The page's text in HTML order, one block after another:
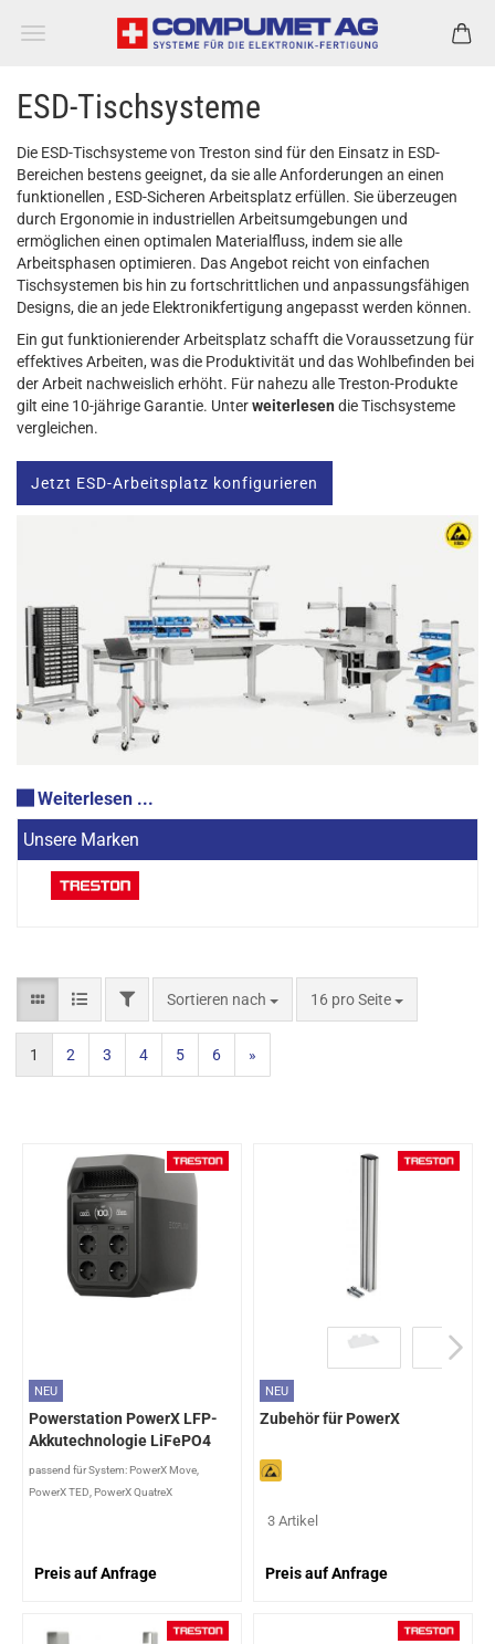
ESD-Tischsysteme
Die ESD-Tischsysteme von Treston sind für den Einsatz in ESD-
Bereichen bestens geeignet, da sie alle Anforderungen an einen
funktionellen , ESD-Sicheren Arbeitsplatz erfüllen. Sie überzeugen
durch Ergonomie in industriellen Arbeitsumgebungen und
ermöglichen einen optimalen Materialfluss, indem sie alle
Arbeitsphasen optimieren. Das Angebot reicht von einfachen
Tischsystemen bis hin zu fortschrittlichen und anpassungsfähigen
Designs, die an jede Elektronikfertigung angepasst werden können.
Ein gut funktionierender Arbeitsplatz schafft die Voraussetzung für
effektives Arbeiten, was die Produktivität und das Wohlbefinden bei
der Arbeit nachweislich erhöht. Für nahezu alle Treston-Produkte
gilt eine 10-jährige Garantie. Unterweiterlesen die Tischsysteme
vergleichen.
Jetzt ESD-Arbeitsplatz konfigurieren
Weiterlesen ...
Unsere Marken
Sortieren nach 16 pro Seite
1 2 3 4 5 6 »
NEU
Powerstation PowerX LFP-
Akkutechnologie LiFePO4
passend für System: PowerX Move,
PowerX TED, PowerX QuatreX
Preis auf Anfrage
NEU
Zubehör für PowerX
3 Artikel
Preis auf Anfrage